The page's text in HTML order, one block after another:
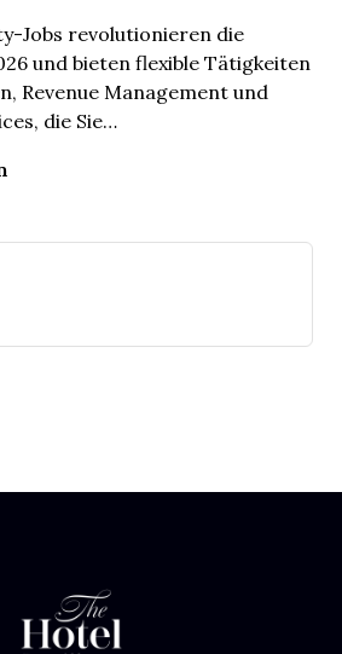
Jobs revolutionieren die
und bieten flexible Tätigkeiten
Revenue Management und
die Sie…